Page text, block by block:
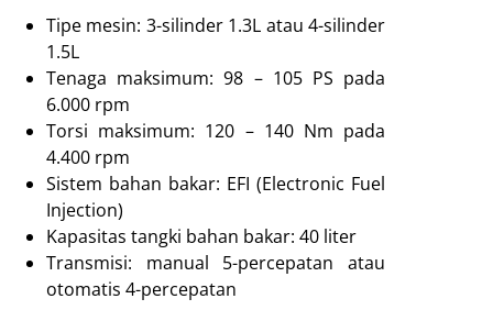
Tipe mesin: 3-silinder 1.3L atau 4-silinder
1.5L
Tenaga maksimum: 98 – 105 PS pada
6.000 rpm
Torsi maksimum: 120 – 140 Nm pada
4.400 rpm
Sistem bahan bakar: EFI (Electronic Fuel
Injection)
Kapasitas tangki bahan bakar: 40 liter
Transmisi: manual 5-percepatan atau
otomatis 4-percepatan